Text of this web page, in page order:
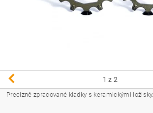
1 z 2
Precizně zpracované kladky s keramickými ložisky.